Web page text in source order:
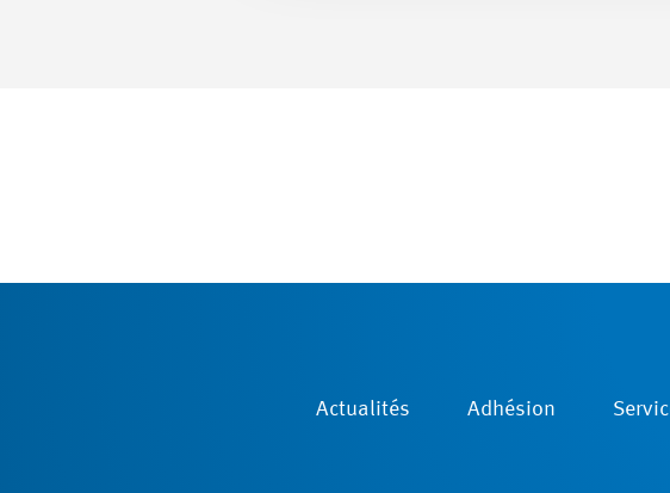
Actualités Adhésion